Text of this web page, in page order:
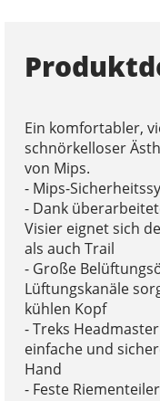
Ein komfortabler,
schnörkelloser
von Mips.
- Mips-
- Dank
Visier eignet sich
als auch Trail
- Große
Lüftungskanäle
kühlen Kopf
- Treks
einfache und
Hand
- Feste